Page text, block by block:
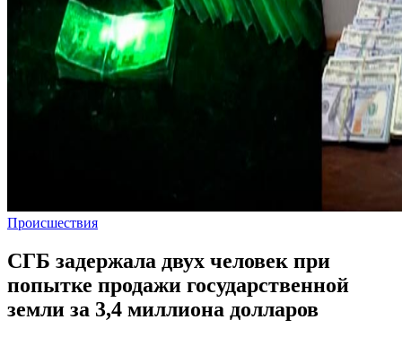
Происшествия
СГБ задержала двух человек при
попытке продажи государственной
земли за 3,4 миллиона долларов